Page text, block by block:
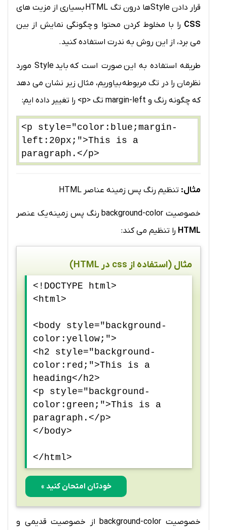
قرار دادن Styleها درون تگ HTML بسیاری از مزیت های
CSS را با مخلوط کردن محتوا و چگونگی نمایش از بین
می برد، از این روش به ندرت استفاده کنید.
طریقه استفاده به این صورت است که باید Style مورد
نظرمان را در تگ مربوطه بیاوریم، مثال زیر نشان می دهد
که چگونه رنگ و margin-left تگ <p> را تغییر داده ایم:
<p style="color:blue;margin-
left:20px;">This is a
paragraph.</p>
مثال: تنظیم رنگ پس زمینه عناصر HTML
خصوصیت background-color رنگ پس زمینه یک عنصر
HTML را تنظیم می کند:
مثال (استفاده از css در HTML)
<!DOCTYPE html>
<html>
<body style="background-
color:yellow;">
<h2 style="background-
color:red;">This is a
heading</h2>
<p style="background-
color:green;">This is a
paragraph.</p>
</body>
</html>
خودتان امتحان کنید »
خصوصیت background-color از خصوصیت قدیمی و